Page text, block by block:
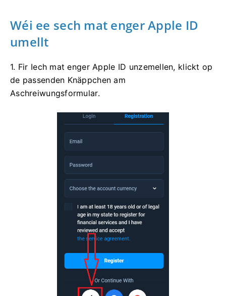
Wéi ee sech mat enger Apple ID
umellt
1. Fir Iech mat enger Apple ID unzemellen, klickt op
de passenden Knäppchen am
Aschreiwungsformular.